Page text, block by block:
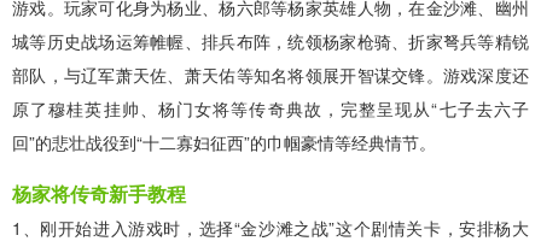
游戏。玩家可化身为杨业、杨六郎等杨家英雄人物，在金沙滩、幽州
城等历史战场运筹帷幄、排兵布阵，统领杨家枪骑、折家弩兵等精锐
部队，与辽军萧天佐、萧天佑等知名将领展开智谋交锋。游戏深度还
原了穆桂英挂帅、杨门女将等传奇典故，完整呈现从“七子去六子
回”的悲壮战役到“十二寡妇征西”的巾帼豪情等经典情节。
杨家将传奇新手教程
1、刚开始进入游戏时，选择“金沙滩之战”这个剧情关卡，安排杨大